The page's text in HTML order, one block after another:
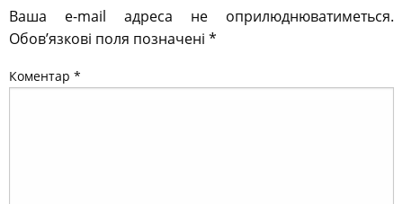
Ваша e-mail адреса не оприлюднюватиметься.
Обов’язкові поля позначені *
Коментар *